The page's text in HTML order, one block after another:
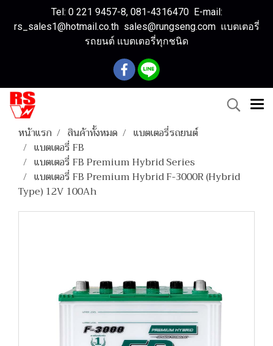
Tel: 0 221 9457-8, 081-4316470 E-mail:
rs_sales1@hotmail.co.th sales@rungseng.com แบตเตอรี่
รถยนต์ แบตเตอรี่ทุกชนิด
หน้าแรก สินค้าทั้งหมด
แบตเตอรี่รถยนต์
แบตเตอรี่ FB
แบตเตอรี่ FB Premium Hybrid Series
แบตเตอรี่ FB Premium Hybrid F-3000R (Hybrid
Type) 12V 100Ah